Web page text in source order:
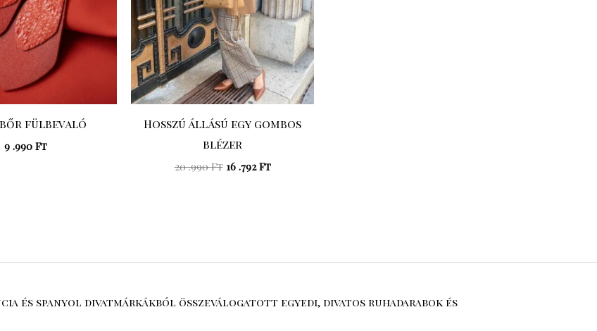
fülbevaló
9 .990 Ft
Hosszú állású egy gombos
blézer
20 .990Ft 16 .792Ft
és spanyol divatmárkákból összeválogatott egyedi, divatos ruhadarabok és